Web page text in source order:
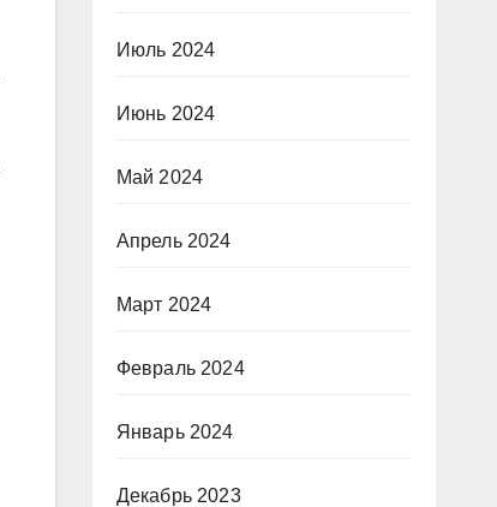
Июль 2024
Июнь 2024
Май 2024
Апрель 2024
Март 2024
Февраль 2024
Январь 2024
Декабрь 2023